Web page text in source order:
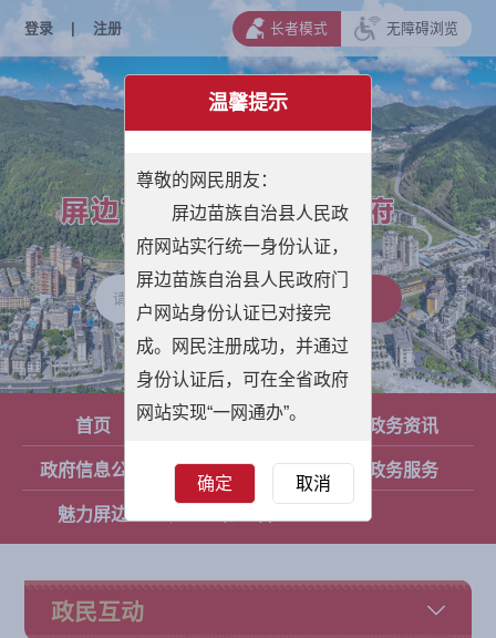
登录 | 注册 长者模式 无障碍浏览
首页 县人民政府 政务资讯
政府信息公开 政民互动 政务服务
魅力屏边
政民互动
温馨提示
尊敬的网民朋友：
屏边苗族自治县人民政
府网站实行统一身份认证，
屏边苗族自治县人民政府门
户网站身份认证已对接完
成。网民注册成功，并通过
身份认证后，可在全省政府
网站实现“一网通办”。
确定 取消